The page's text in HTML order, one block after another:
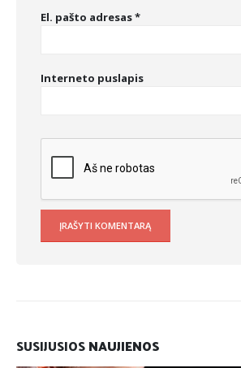
El. pašto adresas*
Interneto puslapis
SUSIJUSIOSNAUJIENOS